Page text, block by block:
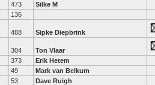
473 Silke M
136
488 Sipke Diepbrink
304 Ton Vlaar
373 Erik Hetem
49 Mark van Belkum
53 Dave Ruigh